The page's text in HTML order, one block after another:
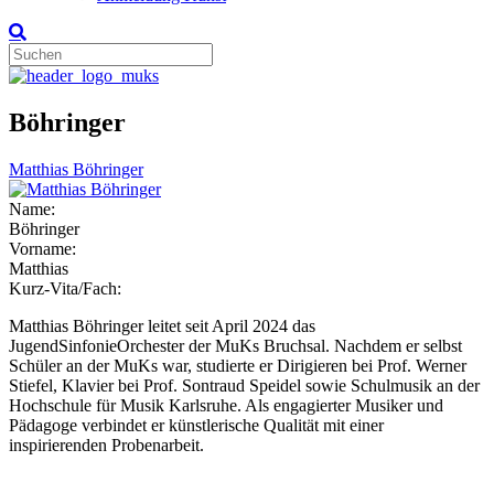
Böhringer
Matthias Böhringer
Name:
Böhringer
Vorname:
Matthias
Kurz-Vita/Fach:
Matthias Böhringer leitet seit April 2024 das
JugendSinfonieOrchester der MuKs Bruchsal. Nachdem er selbst
Schüler an der MuKs war, studierte er Dirigieren bei Prof. Werner
Stiefel, Klavier bei Prof. Sontraud Speidel sowie Schulmusik an der
Hochschule für Musik Karlsruhe. Als engagierter Musiker und
Pädagoge verbindet er künstlerische Qualität mit einer
inspirierenden Probenarbeit.